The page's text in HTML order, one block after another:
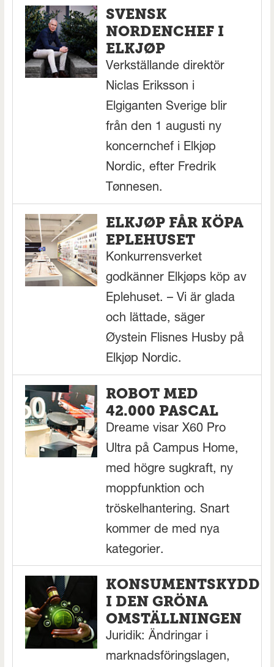
SVENSK
NORDENCHEF I
ELKJØP
Verkställande direktör
Niclas Eriksson i
Elgiganten Sverige blir
från den 1 augusti ny
koncernchef i Elkjøp
Nordic, efter Fredrik
Tønnesen.
ELKJØP FÅR KÖPA
EPLEHUSET
Konkurrensverket
godkänner Elkjøps köp av
Eplehuset. – Vi är glada
och lättade, säger
Øystein Flisnes Husby på
Elkjøp Nordic.
ROBOT MED
42.000 PASCAL
Dreame visar X60 Pro
Ultra på Campus Home,
med högre sugkraft, ny
moppfunktion och
tröskelhantering. Snart
kommer de med nya
kategorier.
KONSUMENTSKYDD
I DEN GRÖNA
OMSTÄLLNINGEN
Juridik: Ändringar i
marknadsföringslagen,